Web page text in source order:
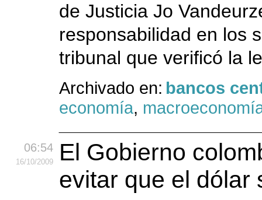
de Justicia Jo
responsabilidad en los
tribunal que verificó la
Archivado en: bancos
economía,
06:54
16/10/2009
El Gobierno
evitar que el dólar